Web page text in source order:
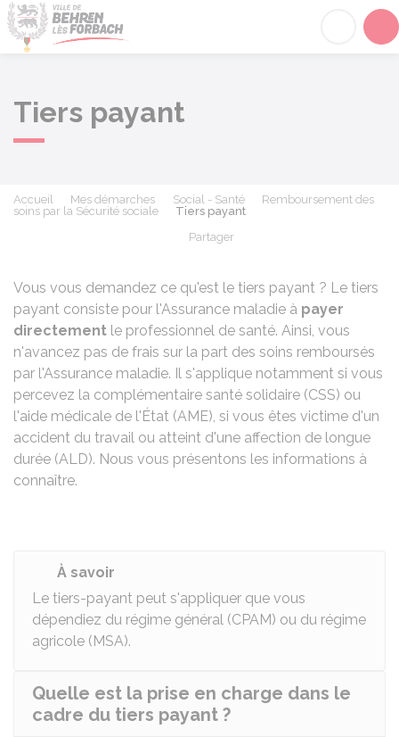
Tiers payant
Accueil Mes démarches Social - Santé
Remboursement des
soins par la Sécurité sociale
Tiers payant
Partager
Vous vous demandez ce qu'est le tiers payant ? Le tiers
payant consiste pour l'Assurance maladie à payer
directement le professionnel de santé. Ainsi, vous
n'avancez pas de frais sur la part des soins remboursés
par l'Assurance maladie. Il s'applique notamment si vous
percevez la complémentaire santé solidaire (CSS) ou
l'aide médicale de l'État (AME), si vous êtes victime d'un
accident du travail ou atteint d'une affection de longue
durée (ALD). Nous vous présentons les informations à
connaître.
À savoir
Le tiers-payant peut s'appliquer que vous
dépendiez du régime général (CPAM) ou du régime
agricole (MSA).
Quelle est la prise en charge dans le
cadre du tiers payant ?